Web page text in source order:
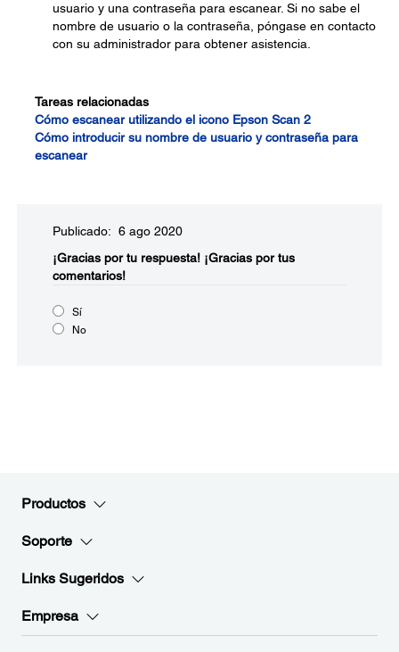
usuario y una contraseña para escanear. Si no sabe el
nombre de usuario o la contraseña, póngase en contacto
con su administrador para obtener asistencia.
Tareas relacionadas
Cómo escanear utilizando el icono Epson Scan 2
Cómo introducir su nombre de usuario y contraseña para
escanear
Publicado: 6 ago 2020
¡Gracias por tu respuesta! ¡Gracias por tus
comentarios!
Sí
No
Productos
Soporte
Links Sugeridos
Empresa